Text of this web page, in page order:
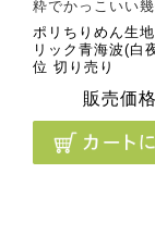
粋でかっこいい
ポリちりめん生
リック青海波(白
位 切り売り
販売価格